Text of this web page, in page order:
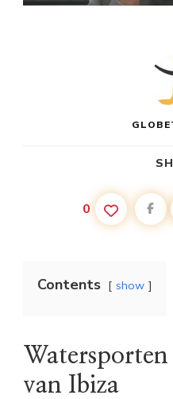
0
Contents show
van Ibiza